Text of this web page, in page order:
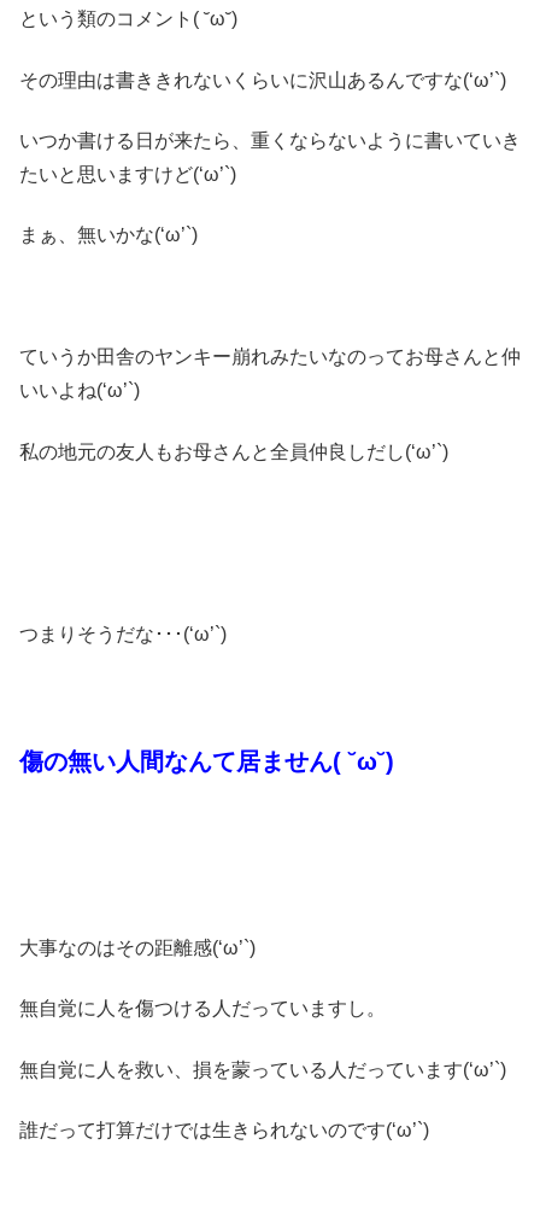
という類のコメント( ˘ω˘)
その理由は書ききれないくらいに沢山あるんですな(‘ω’`)
いつか書ける日が来たら、重くならないように書いていき
たいと思いますけど(‘ω’`)
まぁ、無いかな(‘ω’`)
ていうか田舎のヤンキー崩れみたいなのってお母さんと仲
いいよね(‘ω’`)
私の地元の友人もお母さんと全員仲良しだし(‘ω’`)
つまりそうだな･･･(‘ω’`)
傷の無い人間なんて居ません( ˘ω˘)
大事なのはその距離感(‘ω’`)
無自覚に人を傷つける人だっていますし。
無自覚に人を救い、損を蒙っている人だっています(‘ω’`)
誰だって打算だけでは生きられないのです(‘ω’`)